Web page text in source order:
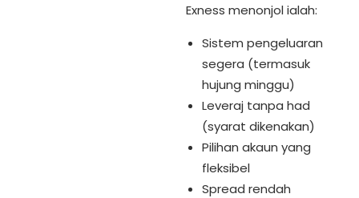
Exness menonjol ialah:
Sistem pengeluaran
segera (termasuk
hujung minggu)
Leveraj tanpa had
(syarat dikenakan)
Pilihan akaun yang
fleksibel
Spread rendah